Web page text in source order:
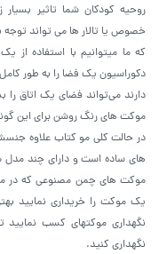
روحیه کودکان شما تاثیر
خصوص یا تالار ها می تواند توجه
که ما میتوانیم با استفاده
دکوراسیون یک فضا را به طور
دارند می‌تواند فضای یک اتاق را
موکت های رنگ روشن برای این
در حالت کلی مو کتاب علاوه
های ساده است و دارای چند مدل
موکت های چمن مصنوعی که در
یک موکت را خریداری نمایید
نگهداری موکتهای کسب نمایید
نگهداری کنید.